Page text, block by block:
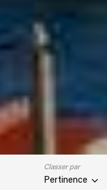
Classer par
Pertinence